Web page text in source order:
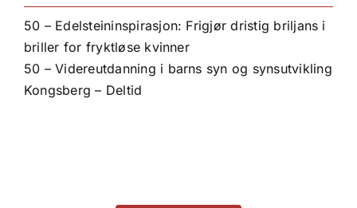
50 – Edelsteininspirasjon: Frigjør dristig briljans i
briller for fryktløse kvinner
50 – Videreutdanning i barns syn og synsutvikling
Kongsberg – Deltid